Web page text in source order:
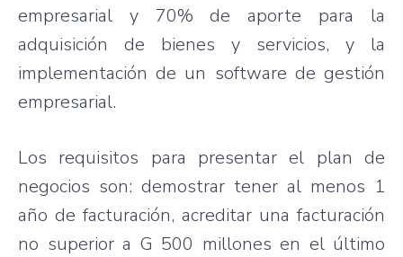
empresarial y 70% de aporte para la
adquisición de bienes y servicios, y la
implementación de un software de gestión
empresarial.
Los requisitos para presentar el plan de
negocios son: demostrar tener al menos 1
año de facturación, acreditar una facturación
no superior a G 500 millones en el último